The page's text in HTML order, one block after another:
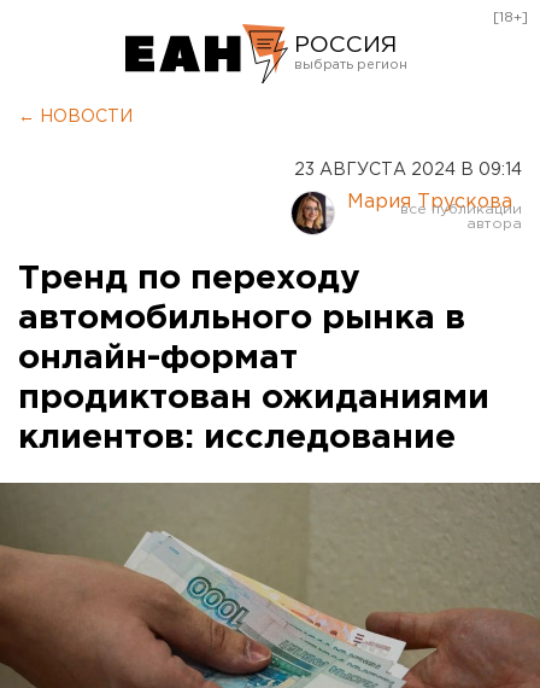
РОССИЯ
Курган
Оренбург
[18+]
← НОВОСТИ
23 АВГУСТА 2024 В 09:14
Мария Трускова
Тренд по переходу
автомобильного рынка в
онлайн-формат
продиктован ожиданиями
клиентов: исследование